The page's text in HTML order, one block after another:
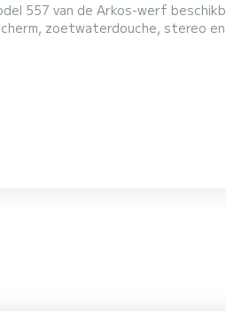
557 van de Arkos-werf
zoetwaterdouche, stereo en